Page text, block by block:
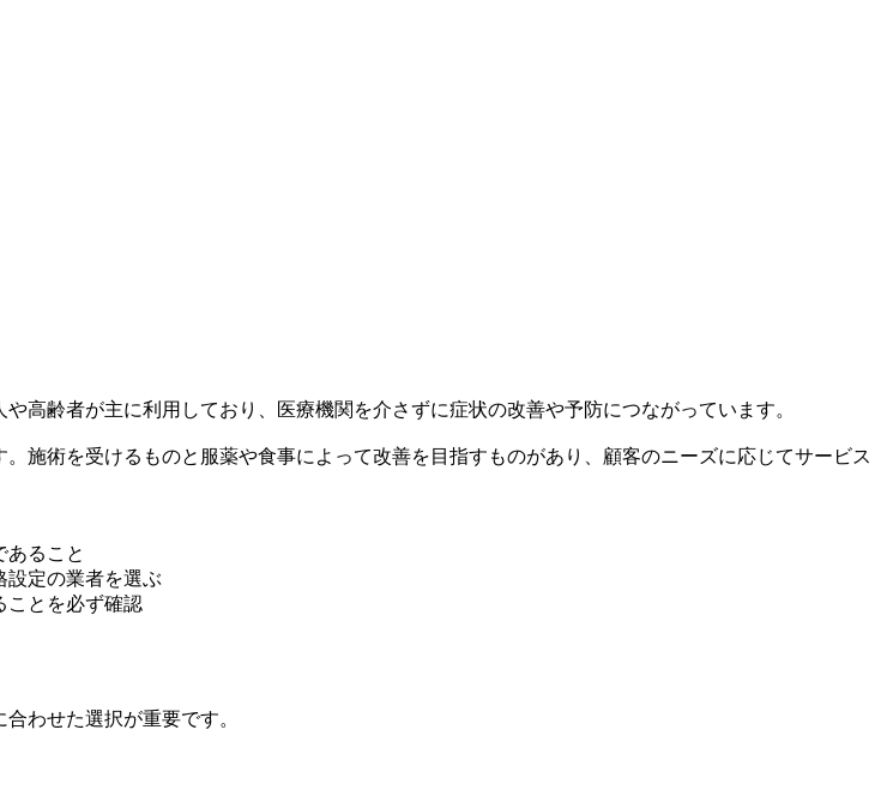
高齢者が主に利用しており、医療機関を介さずに症状の改善や予防につながっています。
施術を受けるものと服薬や食事によって改善を目指すものがあり、顧客のニーズに応じてサービス
あること
設定の業者を選ぶ
ことを必ず確認
わせた選択が重要です。